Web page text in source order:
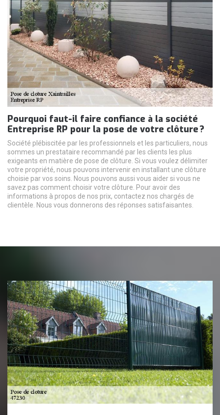
Pourquoi faut-il faire confiance à la société
Entreprise RP pour la pose de votre clôture ?
Société plébiscitée par les professionnels et les particuliers, nous
sommes un prestataire recommandé par les clients les plus
exigeants en matière de pose de clôture. Si vous voulez délimiter
votre propriété, nous pouvons intervenir en installant une clôture
choisie par vos soins. Nous pouvons aussi vous aider si vous ne
savez pas comment choisir votre clôture. Pour avoir des
informations à propos de nos prix, contactez nos chargés de
clientèle. Nous vous donnerons des réponses satisfaisantes.